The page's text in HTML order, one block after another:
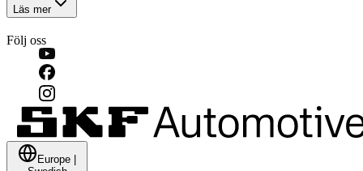
Läs mer
Följ oss
Europe